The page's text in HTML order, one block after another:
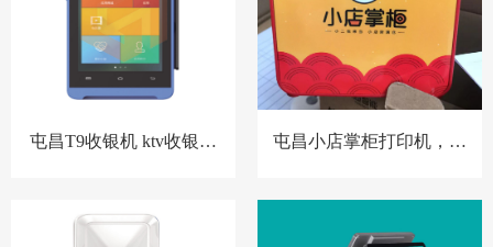
屯昌T9收银机 ktv收银系
屯昌小店掌柜打印机，扫